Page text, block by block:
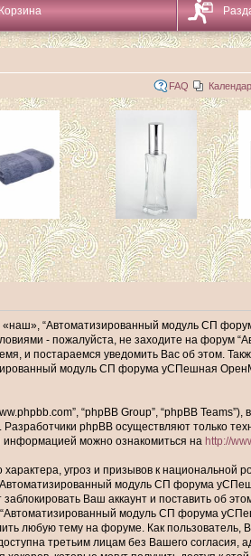
Корзина
FAQ
“Автоматизированный модуль СП
- пожалуйста, не заходите на форум
и постараемся уведомить Вас об этом.
модуль СП форума уСПешная
“phpBB Group”, “phpBB Teams”),
. Разработчики phpBB осуществляют только
можно ознакомиться на http://
угроз и призывов к национальной
модуль СП форума
Ваш аккаунт и поставить об
“Автоматизированный модуль СП форума
любую тему на форуме. Как пользователь,
третьим лицам без Вашего согласия,